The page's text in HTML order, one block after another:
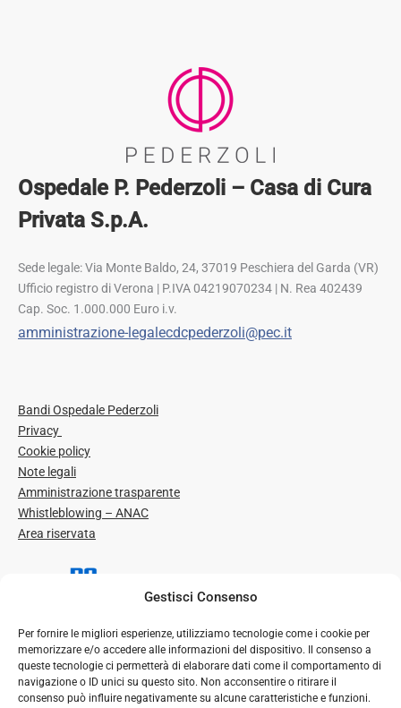
Gestisci Consenso
Per fornire le migliori esperienze, utilizziamo tecnologie come i cookie per
memorizzare e/o accedere alle informazioni del dispositivo. Il consenso a
queste tecnologie ci permetterà di elaborare dati come il comportamento di
navigazione o ID unici su questo sito. Non acconsentire o ritirare il
consenso può influire negativamente su alcune caratteristiche e funzioni.
Ospedale P. Pederzoli – Casa di Cura
Privata S.p.A.
Sede legale: Via Monte Baldo, 24, 37019 Peschiera del Garda (VR)
Ufficio registro di Verona | P.IVA 04219070234 | N. Rea 402439
Cap. Soc. 1.000.000 Euro i.v.
amministrazione-legalecdcpederzoli@pec.it
Bandi Ospedale Pederzoli
Privacy
Cookie policy
Note legali
Amministrazione trasparente
Whistleblowing – ANAC
Area riservata